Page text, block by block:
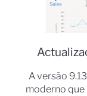
A versão
moderno que